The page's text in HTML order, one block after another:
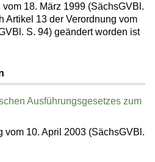
18. März 1999 (SächsGVBl.
Artikel 13 der Verordnung vom
S. 94) geändert worden ist
Ausführungsgesetzes zum
vom 10. April 2003 (SächsGVBl.